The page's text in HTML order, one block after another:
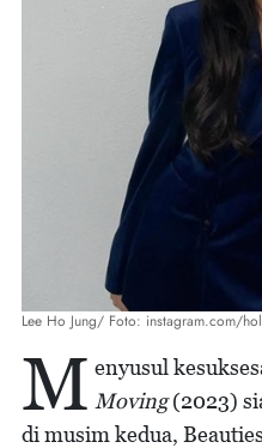
Lee Ho Jung/ Foto: instagram.com/
M enyusul
Moving(2023)
di musim kedua,